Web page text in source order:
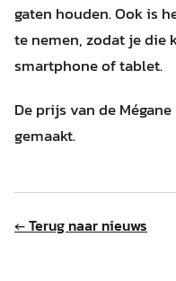
gaten houden. Ook is
te nemen, zodat je die
smartphone of tablet.
De prijs van de
gemaakt.
← Terug naar nieuws